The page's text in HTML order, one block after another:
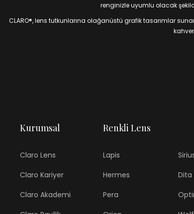
renginizle uyumlu olacak
CLARO®, lens tutkunlarına olağanüstü grafik tasarımlar
Kurumsal
Claro Lens
Claro Kariyer
Claro Akademi
Renkli Lens
Lapis
Hermes
Pera
Dita